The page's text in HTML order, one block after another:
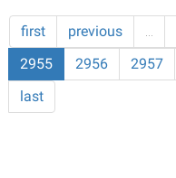
first previous …
2955
2956 2957
last